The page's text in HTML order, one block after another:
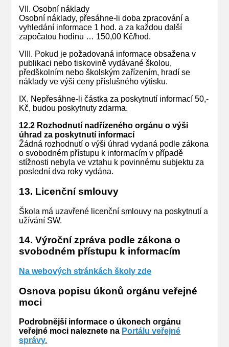
VII. Osobní náklady
Osobní náklady, přesáhne-li doba zpracování a
vyhledání informace 1 hod. a za každou další
započatou hodinu … 150,00 Kč/hod.
VIII. Pokud je požadovaná informace obsažena v
publikaci nebo tiskovině vydávané školou,
předškolním nebo školským zařízením, hradí se
náklady ve výši ceny příslušného výtisku.
IX. Nepřesáhne-li částka za poskytnutí informací 50,-
Kč, budou poskytnuty zdarma.
12.2 Rozhodnutí nadřízeného orgánu o výši
úhrad za poskytnutí informací
Žádná rozhodnutí o výši úhrad vydaná podle zákona
o svobodném přístupu k informacím v případě
stížnosti nebyla ve vztahu k povinnému subjektu za
poslední dva roky vydána.
13. Licenční smlouvy
Škola má uzavřené licenční smlouvy na poskytnutí a
užívání SW.
14. Výroční zpráva podle zákona o
svobodném přístupu k informacím
Na webových stránkách školy zde
Osnova popisu úkonů orgánu veřejné
moci
Podrobnější informace o úkonech orgánu
veřejné moci naleznete na Portálu veřejné
správy.